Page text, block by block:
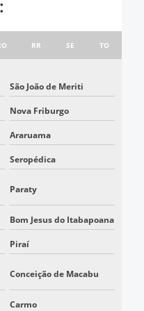
DRONE EM SP
DRONE EM SÃO
EM
EM SÃO PAULO
DRONE EM SP
DRONE EM SÃO
RR SE TO
São João de Meriti
Nova Friburgo
Araruama
Seropédica
Paraty
Bom Jesus do Itabapoana
Piraí
Conceição de Macabu
Carmo